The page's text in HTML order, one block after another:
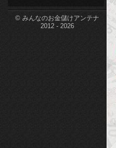
© みんなのお金儲けアンテナ
2012 - 2026